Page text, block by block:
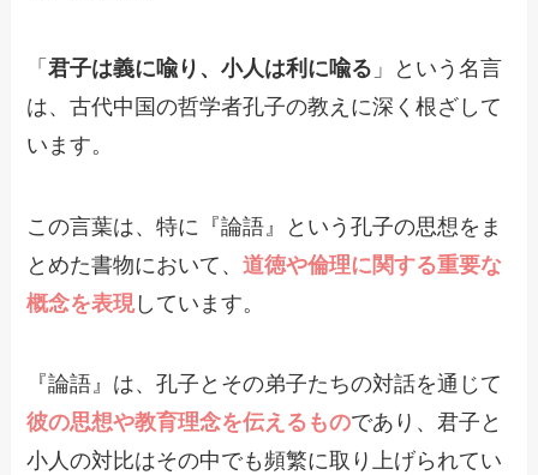
「君子は義に喩り、小人は利に喩る 」という名言
は、古代中国の哲学者孔子の教えに深く根ざして
います。
この言葉は、特に『論語』という孔子の思想をま
とめた書物において、道徳や倫理に関する重要な
概念を表現しています。
『論語』は、孔子とその弟子たちの対話を通じて
彼の思想や教育理念を伝えるものであり、君子と
小人の対比はその中でも頻繁に取り上げられてい